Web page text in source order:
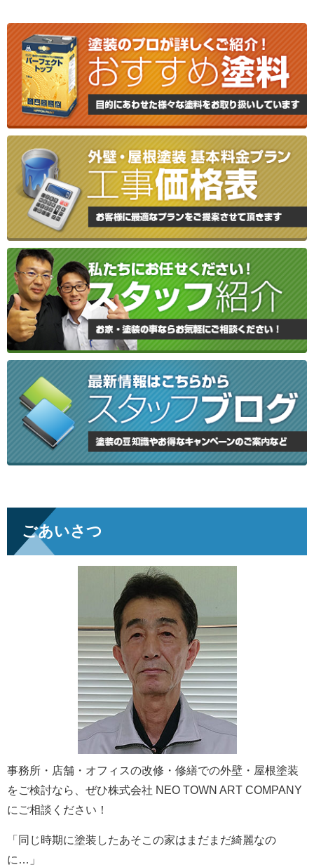
ごあいさつ
事務所・店舗・オフィスの改修・修繕での外壁・屋根塗装
をご検討なら、ぜひ株式会社 NEO TOWN ART COMPANY
にご相談ください！
「同じ時期に塗装したあそこの家はまだまだ綺麗なの
に…」